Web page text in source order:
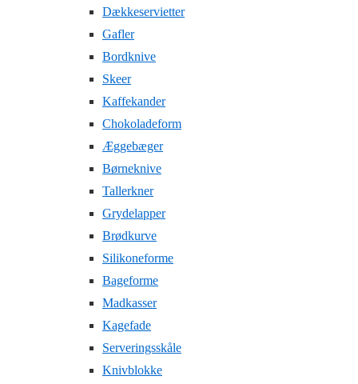
Dækkeservietter
Gafler
Bordknive
Skeer
Kaffekander
Chokoladeform
Æggebæger
Børneknive
Tallerkner
Grydelapper
Brødkurve
Silikoneforme
Bageforme
Madkasser
Kagefade
Serveringsskåle
Knivblokke